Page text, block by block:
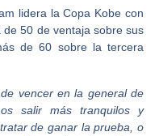
lidera la Copa Kobe con
de 50 de ventaja sobre sus
de 60 sobre la tercera
vencer en la general de
salir más tranquilos y
de ganar la prueba, o